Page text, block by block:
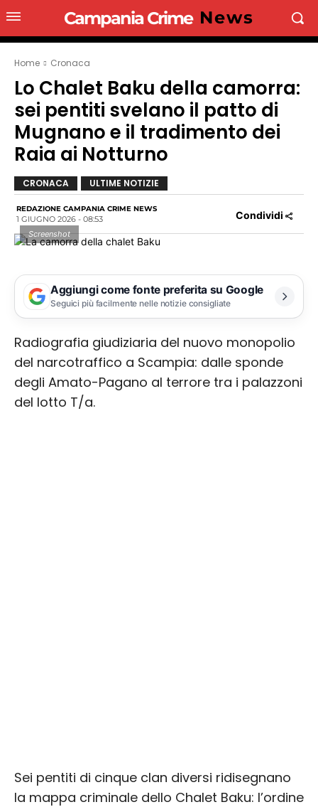
Campania Crime News
Home Cronaca
Lo Chalet Baku della camorra:
sei pentiti svelano il patto di
Mugnano e il tradimento dei
Raia ai Notturno
CRONACA ULTIME NOTIZIE
REDAZIONE CAMPANIA CRIME NEWS
1 GIUGNO 2026 - 08:53 Condividi
Screenshot
Aggiungi come fonte preferita su Google
Seguici più facilmente nelle notizie consigliate
Radiografia giudiziaria del nuovo monopolio
del narcotraffico a Scampia: dalle sponde
degli Amato-Pagano al terrore tra i palazzoni
del lotto T/a.
Sei pentiti di cinque clan diversi ridisegnano
la mappa criminale dello Chalet Baku: l’ordine